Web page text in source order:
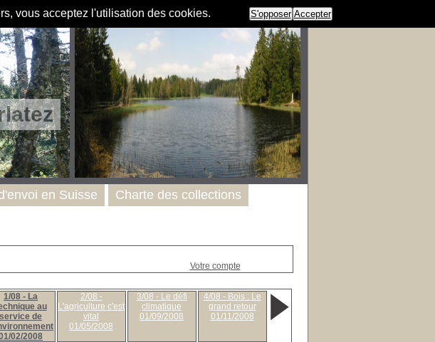
vous acceptez l'utilisation des cookies. S'opposer Accepter
Votre compte
1/08 - La
au
service de
02/2008
2/08 -
L'agriculture c'est
vital
01/05/2008
3/08 - Le défi
climatique
01/09/2008
4/08 - Bois : Le
grand retour
01/11/2008
en Suisse Charte des collections